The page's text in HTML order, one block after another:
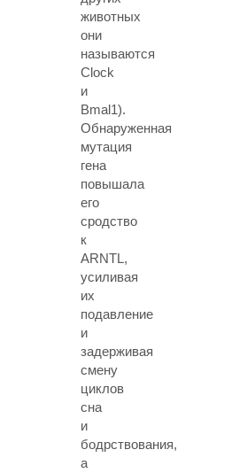
животных
они
называются
Clock
и
Bmal1).
Обнаруженная
мутация
гена
повышала
его
сродство
к
ARNTL,
усиливая
их
подавление
и
задерживая
смену
циклов
сна
и
бодрствования,
а